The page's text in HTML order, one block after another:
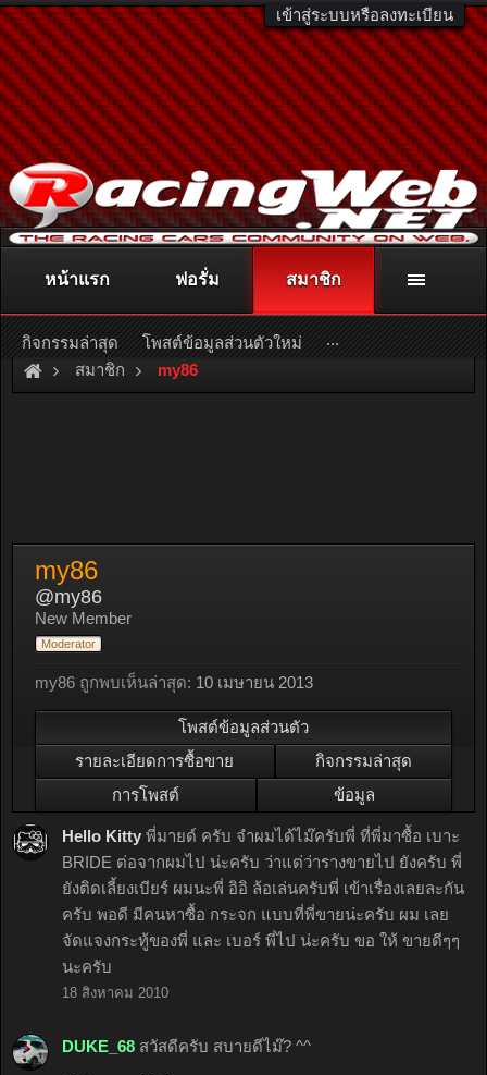
เข้าสู่ระบบหรือลงทะเบียน
ติดต่อลงโฆษณา racingweb@gmail.comหรือโทร. 081-811-1138
หรืออ่านรายละเอียดเพิ่มเติม คลิกที่นี่
สมาชิก my86
my86
@my86
New Member
Moderator
my86 ถูกพบเห็นล่าสุด: 10 เมษายน 2013
โพสต์ข้อมูลส่วนตัว
รายละเอียดการซื้อขาย
กิจกรรมล่าสุด
การโพสต์
ข้อมูล
Hello Kitty พี่มายด์ ครับ จำผมได้ไม๊ครับพี่ ที่พี่มาซื้อ เบาะ
BRIDE ต่อจากผมไป น่ะครับ ว่าแต่ว่ารางขายไป ยังครับ พี่
ยังติดเลี้ยงเบียร์ ผมนะพี่ อิอิ ล้อเล่นครับพี่ เข้าเรื่องเลยละกัน
ครับ พอดี มีคนหาซื้อ กระจก แบบที่พี่ขายน่ะครับ ผม เลย
จัดแจงกระทู้ของพี่ และ เบอร์ พี่ไป น่ะครับ ขอ ให้ ขายดีๆๆ
นะครับ
18 สิงหาคม 2010
DUKE_68 สวัสดีครับ สบายดีไม๊? ^^
หน้าแรก ฟอรั่ม สมาชิก
กิจกรรมล่าสุด โพสต์ข้อมูลส่วนตัวใหม่ ...